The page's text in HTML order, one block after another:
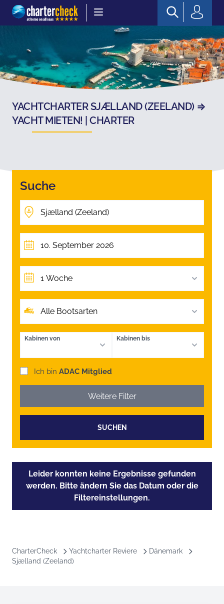
Chartercheck
YACHTCHARTER SJÆLLAND (ZEELAND) ⇒
YACHT MIETEN! | CHARTER
Suche
1 Woche
Alle Bootsarten
Kabinen von Kabinen bis
Ich bin ADAC Mitglied
Weitere Filter
SUCHEN
Leider konnten keine Ergebnisse gefunden
werden. Bitte ändern Sie das Datum oder die
Filtereinstellungen.
CharterCheck Yachtcharter Reviere
Dänemark
Sjælland (Zeeland)